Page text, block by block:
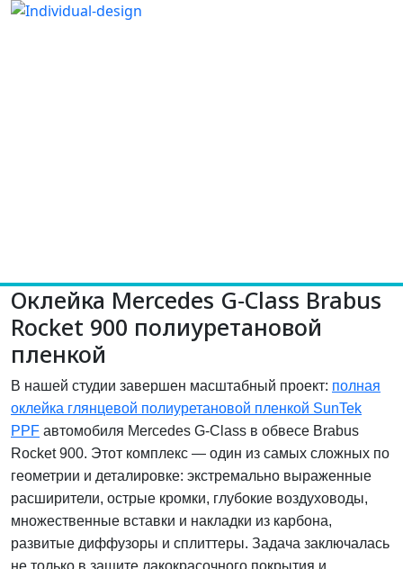
Оклейка Mercedes G‑Class Brabus
Rocket 900 полиуретановой
пленкой
В нашей студии завершен масштабный проект: полная
оклейка глянцевой полиуретановой пленкой SunTek
PPF автомобиля Mercedes G‑Class в обвесе Brabus
Rocket 900. Этот комплекс — один из самых сложных по
геометрии и деталировке: экстремально выраженные
расширители, острые кромки, глубокие воздуховоды,
множественные вставки и накладки из карбона,
развитые диффузоры и сплиттеры. Задача заключалась
не только в защите лакокрасочного покрытия и